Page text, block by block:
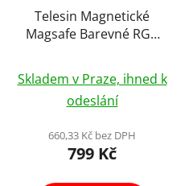
Telesin Magnetické
Magsafe Barevné RGB
Světlo Kostka k Mobilu
hodnocení
produktu
je
5,0
Skladem v Praze, ihned k
odeslání
660,33 Kč bez DPH
799 Kč